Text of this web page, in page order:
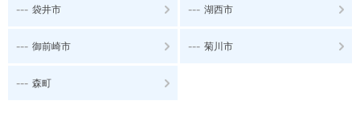
--- 袋井市 --- 湖西市
--- 御前崎市 --- 菊川市
--- 森町